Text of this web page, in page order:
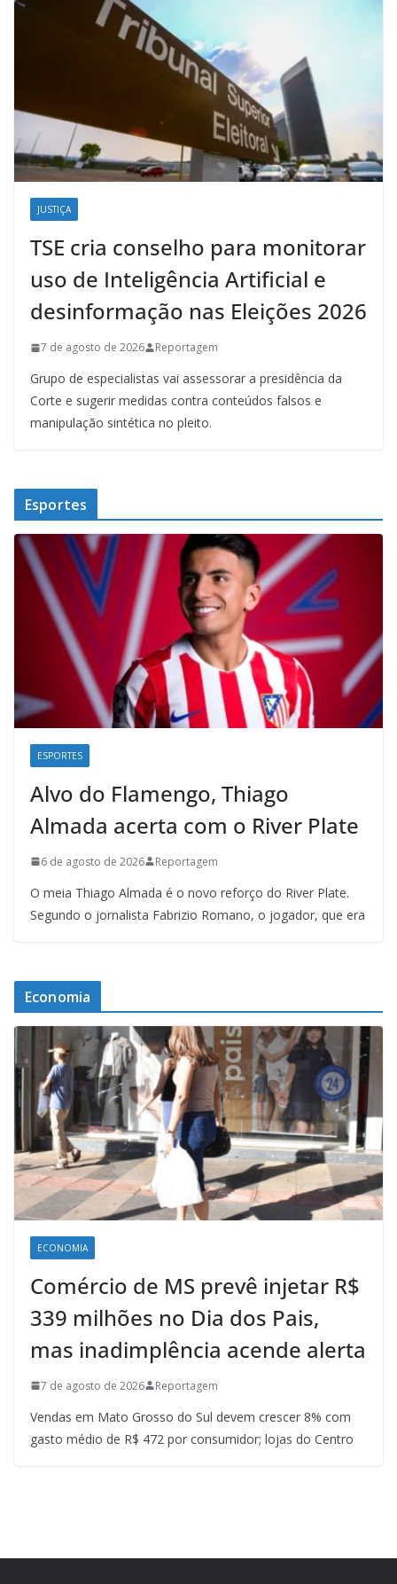
JUSTIÇA
TSE cria conselho para monitorar
uso de Inteligência Artificial e
desinformação nas Eleições 2026
7 de agosto de 2026 Reportagem
Grupo de especialistas vai assessorar a presidência da
Corte e sugerir medidas contra conteúdos falsos e
manipulação sintética no pleito.
Esportes
ESPORTES
Alvo do Flamengo, Thiago
Almada acerta com o River Plate
6 de agosto de 2026 Reportagem
O meia Thiago Almada é o novo reforço do River Plate.
Segundo o jornalista Fabrizio Romano, o jogador, que era
Economia
ECONOMIA
Comércio de MS prevê injetar R$
339 milhões no Dia dos Pais,
mas inadimplência acende alerta
7 de agosto de 2026 Reportagem
Vendas em Mato Grosso do Sul devem crescer 8% com
gasto médio de R$ 472 por consumidor; lojas do Centro